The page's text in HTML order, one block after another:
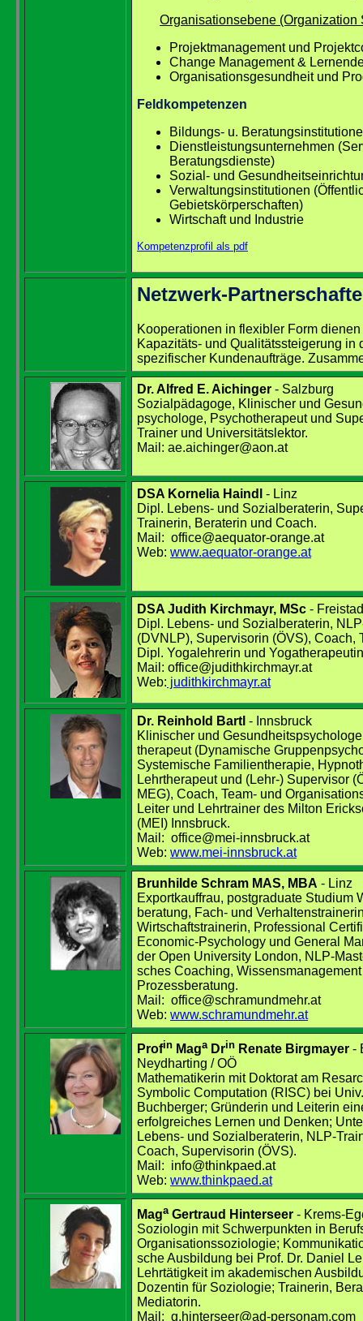
Organisationsebene (Organization
Projektmanagement und
Change Management &
Organisationsgesundheit und
Feldkompetenzen
Bildungs- u.
Dienstleistungsunternehmen
Beratungsdienste)
Sozial- und
Verwaltungsinstitutionen
Gebietskörperschaften)
Wirtschaft und Industrie
Kompetenzprofil als pdf
Netzwerk-
Kooperationen in flexibler Form
Kapazitäts- und Qualitätssteigerung in
spezifischer Kundenaufträge.
Dr. Alfred E. Aichinger - Salzburg
Sozialpädagoge, Klinischer und
psychologe, Psychotherapeut und
Trainer und Universitätslektor.
Mail: ae.aichinger@aon.at
DSA Kornelia Haindl - Linz
Dipl. Lebens- und Sozialberaterin,
Trainerin, Beraterin und Coach.
Mail: office@aequator-orange.at
Web: www.aequator-orange.at
DSA Judith Kirchmayr, MSc -
Dipl. Lebens- und Sozialberaterin,
(DVNLP), Supervisorin (ÖVS), Coach,
Dipl. Yogalehrerin und
Mail: office@judithkirchmayr.at
Web: judithkirchmayr.at
Dr. Reinhold Bartl - Innsbruck
Klinischer und
therapeut (Dynamische
Systemische Familientherapie,
Lehrtherapeut und (Lehr-) Supervisor
MEG), Coach, Team- und
Leiter und Lehrtrainer des Milton
(MEI) Innsbruck.
Mail: office@mei-innsbruck.at
Web: www.mei-innsbruck.at
Brunhilde Schram MAS, MBA - Linz
Exportkauffrau, postgraduate Studium
beratung, Fach- und
Wirtschaftstrainerin, Professional
Economic-Psychology und General
der Open University London, NLP-
sches Coaching,
Prozessberatung.
Mail: office@schramundmehr.at
Web: www.schramundmehr.at
Profin MagaDrin Renate Birgmayer -
Neydharting / OÖ
Mathematikerin mit Doktorat am
Symbolic Computation (RISC) bei
Buchberger; Gründerin und Leiterin
erfolgreiches Lernen und Denken;
Lebens- und Sozialberaterin, NLP-
Coach, Supervisorin (ÖVS).
Mail: info@thinkpaed.at
Web: www.thinkpaed.at
MagaGertraud Hinterseer - Krems-
Soziologin mit Schwerpunkten in
Organisationssoziologie;
sche Ausbildung bei Prof. Dr. Daniel
Lehrtätigkeit im akademischen
Dozentin für Soziologie; Trainerin,
Mediatorin.
Mail: g.hinterseer@ad-personam.com